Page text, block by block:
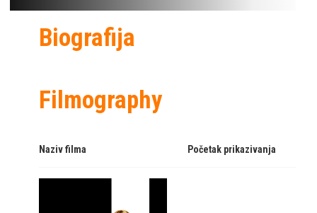
Biografija
Filmography
Naziv filma Početak prikazivanja